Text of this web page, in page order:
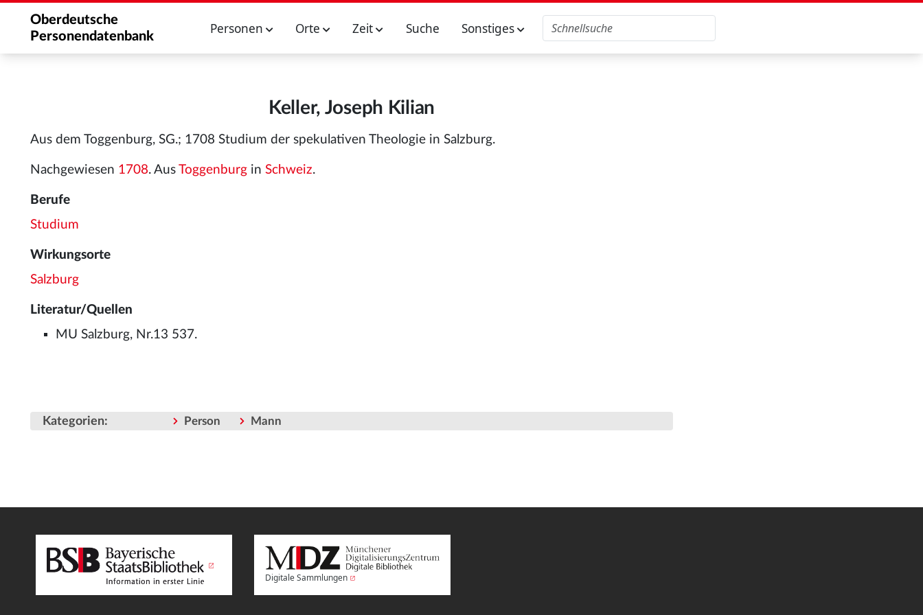
Oberdeutsche
Personendatenbank
Personen Orte Zeit Suche Sonstiges
Keller, Joseph Kilian
Aus dem Toggenburg, SG.; 1708 Studium der spekulativen Theologie in Salzburg.
Nachgewiesen 1708. Aus Toggenburg in Schweiz.
Berufe
Studium
Wirkungsorte
Salzburg
Literatur/Quellen
MU Salzburg, Nr.13 537.
Kategorien: Person Mann
Digitale Sammlungen